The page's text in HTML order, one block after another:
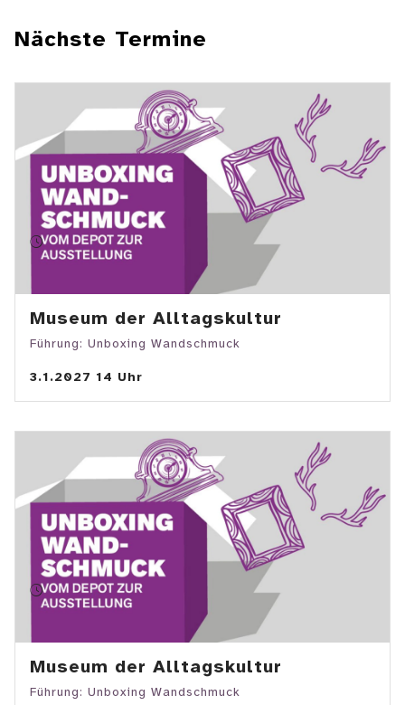
Nächste Termine
Museum der Alltagskultur
Führung: Unboxing Wandschmuck
3.1.2027 14 Uhr
Museum der Alltagskultur
Führung: Unboxing Wandschmuck